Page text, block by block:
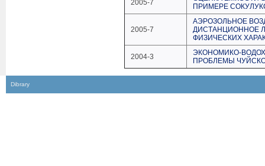
2005-7
ПРИМЕРЕ
2005-7
АЭРОЗОЛЬНОЕ
ДИСТАНЦИОННОЕ
ФИЗИЧЕСКИХ
2004-3
ЭКОНОМИКО-
ПРОБЛЕМЫ
Dibrary